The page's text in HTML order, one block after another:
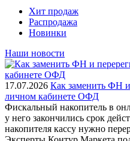
Хит продаж
Распродажа
Новинки
Наши новости
17.07.2026 Как заменить ФН и
личном кабинете ОФД
Фискальный накопитель в
у него закончились срок
накопителя кассу нужно